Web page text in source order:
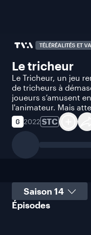
TÉLÉRÉALITÉS ET
Le tricheur
Le Tricheur, un jeu
de tricheurs à
joueurs s’amusent
l'animateur. Mais
2022 STC
Sélectionner une
Épisodes